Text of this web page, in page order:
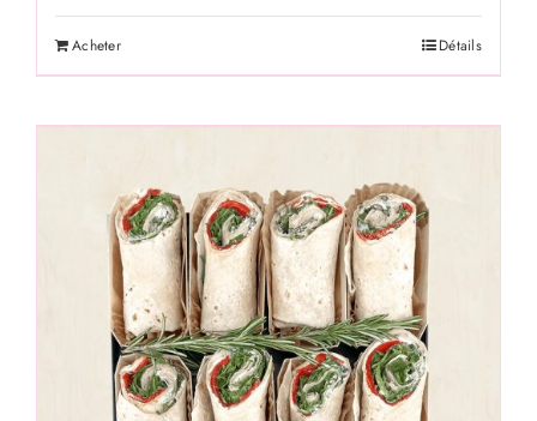
Acheter Détails